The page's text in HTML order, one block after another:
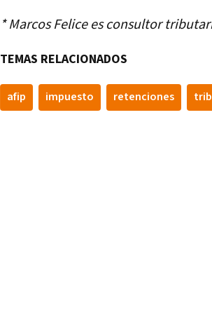
* Marcos Felice es consultor
TEMAS RELACIONADOS
afip impuesto retenciones